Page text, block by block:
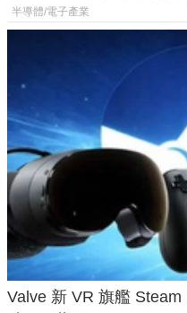
Max系列處理器與對應升
半導體/電子產業
Valve 新 VR 旗艦